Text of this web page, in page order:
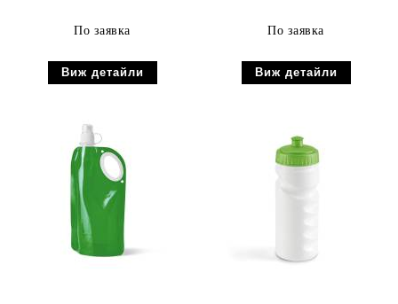
По заявка
Виж детайли
По заявка
Виж детайли